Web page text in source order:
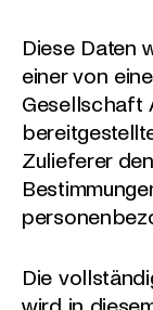
Diese Daten
einer von
Gesellschaft
Zulieferer
Die